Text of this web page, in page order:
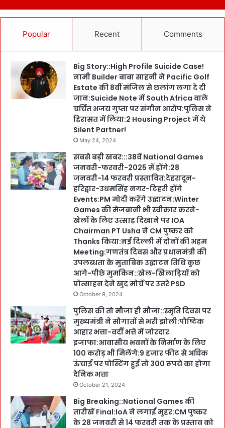
Popular Recent Comments
Big Story::High Profile Suicide Case!
नामी Builder बाबा साहनी ने Pacific Golf
Estate की 8वीं मंजिल से छलांग लगा दे दी
जान:Suicide Note में South Africa वाले
चर्चित अजय गुप्ता पर संगीन आरोप:पुलिस ने
हिरासत में लिया:2 Housing Project में थे
Silent Partner!
May 24, 2024
सबसे बड़ी खबर:::38वें National Games
जनवरी-फरवरी-2025 में होंगे:28
जनवरी-14 फरवरी प्रस्तावित:देहरादून-
हरिद्वार-उधमसिंह नगर-टिहरी होंगे
Events:PM मोदी करेंगे उद्घाटन:Winter
Games की मेजबानी भी स्वीकार करने-
खेलों के लिए उत्साह दिखाने पर IOA
Chairman PT Usha ने CM पुष्कर को
Thanks किया:नई दिल्ली में दोनों की अहम
Meeting:गणतंत्र दिवस और प्रधानमंत्री की
उपलब्धता के मुताबिक उद्घाटन तिथि कुछ
आगे-पीछे मुमकिन::खेल-खिलाड़ियों को
प्रोत्साहन देने खुद मोर्चे पर उतरे PSD
October 9, 2024
पुलिस की तो मौजा ही मौजा::स्मृति दिवस पर
मुख्यमंत्री ने सौगातों से भरी झोली:पौष्टिक
आहार भत्ता-वर्दी भत्ते में जोरदार
इजाफा:आवासीय भवनों के निर्माण के लिए
100 करोड़ भी मिलेंगे:9 हजार फीट से अधिक
ऊंचाई पर पोस्टिंग हुई तो 300 रूपये का होगा
दैनिक भत्ता
October 21, 2024
Big Breaking::National Games की
तारीखें Final:IoA ने लगाईं मुहर:CM पुष्कर
के 28 जनवरी से 14 फरवरी तक के प्रस्ताव को